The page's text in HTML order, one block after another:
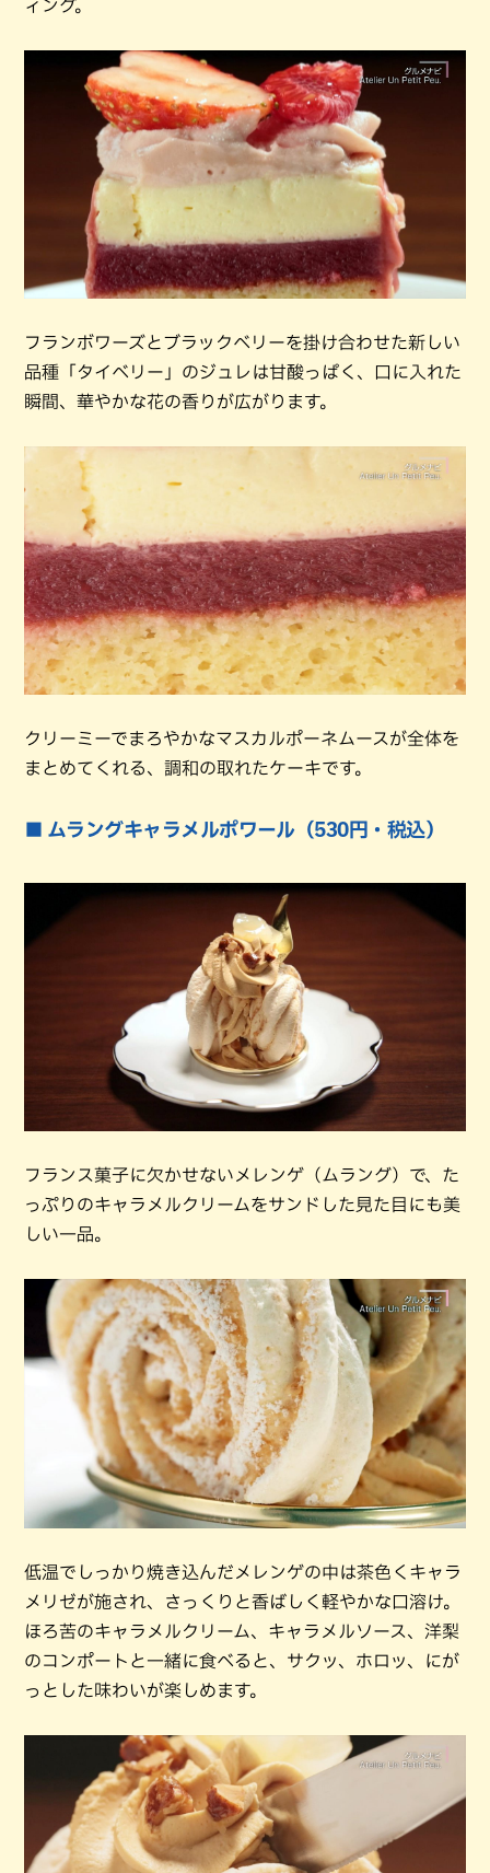
ィング。
フランボワーズとブラックベリーを掛け合わせた新しい
品種「タイベリー」のジュレは甘酸っぱく、口に入れた
瞬間、華やかな花の香りが広がります。
クリーミーでまろやかなマスカルポーネムースが全体を
まとめてくれる、調和の取れたケーキです。
■ ムラングキャラメルポワール（530円・税込）
フランス菓子に欠かせないメレンゲ（ムラング）で、た
っぷりのキャラメルクリームをサンドした見た目にも美
しい一品。
低温でしっかり焼き込んだメレンゲの中は茶色くキャラ
メリゼが施され、さっくりと香ばしく軽やかな口溶け。
ほろ苦のキャラメルクリーム、キャラメルソース、洋梨
のコンポートと一緒に食べると、サクッ、ホロッ、にが
っとした味わいが楽しめます。